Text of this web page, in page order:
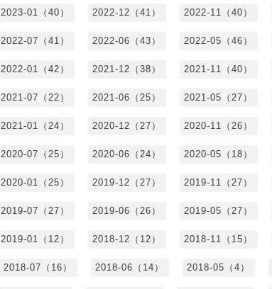
2023-01（40） 2022-12（41） 2022-11（40）
2022-07（41） 2022-06（43） 2022-05（46）
2022-01（42） 2021-12（38） 2021-11（40）
2021-07（22） 2021-06（25） 2021-05（27）
2021-01（24） 2020-12（27） 2020-11（26）
2020-07（25） 2020-06（24） 2020-05（18）
2020-01（25） 2019-12（27） 2019-11（27）
2019-07（27） 2019-06（26） 2019-05（27）
2019-01（12） 2018-12（12） 2018-11（15）
2018-07（16） 2018-06（14） 2018-05（4）